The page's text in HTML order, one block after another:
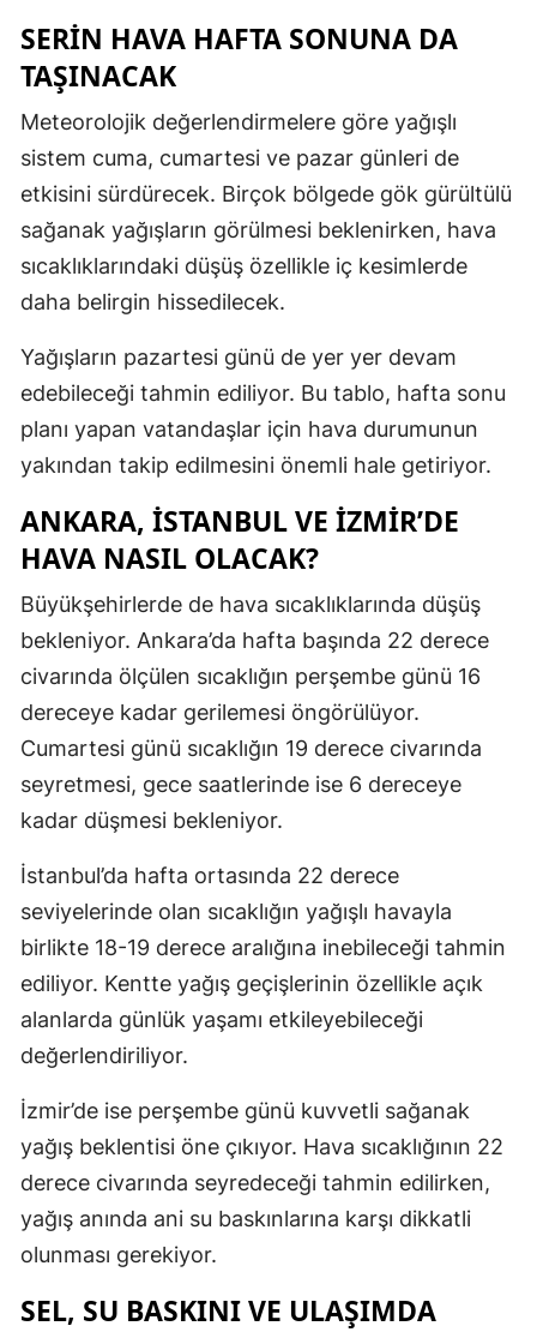
SERİN HAVA HAFTA SONUNA DA
TAŞINACAK
Meteorolojik değerlendirmelere göre yağışlı
sistem cuma, cumartesi ve pazar günleri de
etkisini sürdürecek. Birçok bölgede gök gürültülü
sağanak yağışların görülmesi beklenirken, hava
sıcaklıklarındaki düşüş özellikle iç kesimlerde
daha belirgin hissedilecek.
Yağışların pazartesi günü de yer yer devam
edebileceği tahmin ediliyor. Bu tablo, hafta sonu
planı yapan vatandaşlar için hava durumunun
yakından takip edilmesini önemli hale getiriyor.
ANKARA, İSTANBUL VE İZMİR’DE
HAVA NASIL OLACAK?
Büyükşehirlerde de hava sıcaklıklarında düşüş
bekleniyor. Ankara’da hafta başında 22 derece
civarında ölçülen sıcaklığın perşembe günü 16
dereceye kadar gerilemesi öngörülüyor.
Cumartesi günü sıcaklığın 19 derece civarında
seyretmesi, gece saatlerinde ise 6 dereceye
kadar düşmesi bekleniyor.
İstanbul’da hafta ortasında 22 derece
seviyelerinde olan sıcaklığın yağışlı havayla
birlikte 18-19 derece aralığına inebileceği tahmin
ediliyor. Kentte yağış geçişlerinin özellikle açık
alanlarda günlük yaşamı etkileyebileceği
değerlendiriliyor.
İzmir’de ise perşembe günü kuvvetli sağanak
yağış beklentisi öne çıkıyor. Hava sıcaklığının 22
derece civarında seyredeceği tahmin edilirken,
yağış anında ani su baskınlarına karşı dikkatli
olunması gerekiyor.
SEL, SU BASKINI VE ULAŞIMDA